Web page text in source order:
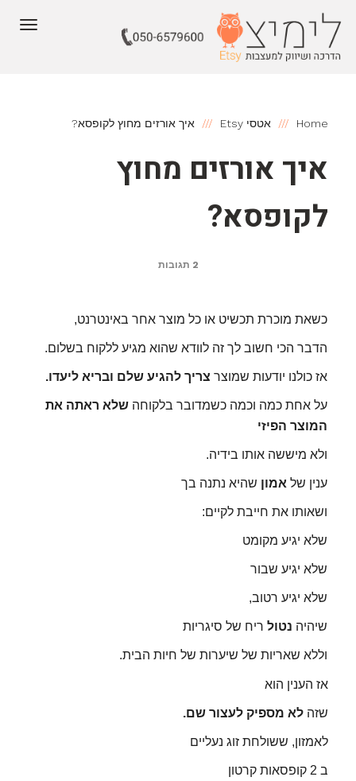
Home אטסי Etsy איך אורזים מחוץ לקופסא?
איך אורזים מחוץ
לקופסא?
2 תגובות
כשאת מוכרת תכשיט או כל מוצר אחר באינטרנט,
הדבר הכי חשוב לך זה לוודא שהוא מגיע ללקוח בשלום.
אז כולנו יודעות שמוצר צריך להגיע שלם ובריא ליעדו.
על אחת כמה וכמה כשמדובר בלקוחה שלא ראתה את
המוצר הפיזי
ולא מיששה אותו בידיה.
ענין של אמון שהיא נתנה בך
ושאותו את חייבת לקיים:
שלא יגיע מקומט
שלא יגיע שבור
שלא יגיע רטוב,
שיהיה נטול ריח של סיגריות
וללא שאריות של שיערות של חיות הבית.
אז הענין הוא
שזה לא מספיק לעצור שם.
לאמזון, ששולחת זוג נעליים
ב 2 קופסאות קרטון